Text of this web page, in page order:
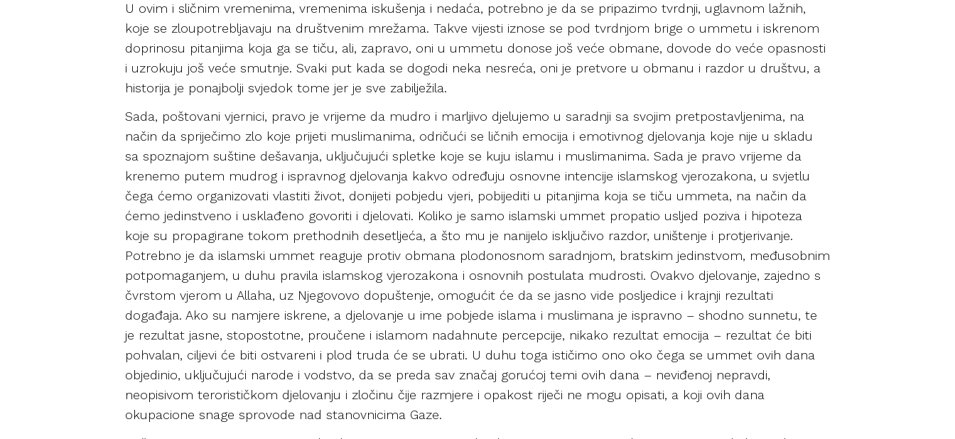
U ovim i sličnim vremenima, vremenima iskušenja i nedaća, potrebno je da se pripazimo tvrdnji, uglavnom lažnih,
koje se zloupotrebljavaju na društvenim mrežama. Takve vijesti iznose se pod tvrdnjom brige o ummetu i iskrenom
doprinosu pitanjima koja ga se tiču, ali, zapravo, oni u ummetu donose još veće obmane, dovode do veće opasnosti
i uzrokuju još veće smutnje. Svaki put kada se dogodi neka nesreća, oni je pretvore u obmanu i razdor u društvu, a
historija je ponajbolji svjedok tome jer je sve zabilježila.
Sada, poštovani vjernici, pravo je vrijeme da mudro i marljivo djelujemo u saradnji sa svojim pretpostavljenima, na
način da spriječimo zlo koje prijeti muslimanima, odričući se ličnih emocija i emotivnog djelovanja koje nije u skladu
sa spoznajom suštine dešavanja, uključujući spletke koje se kuju islamu i muslimanima. Sada je pravo vrijeme da
krenemo putem mudrog i ispravnog djelovanja kakvo određuju osnovne intencije islamskog vjerozakona, u svjetlu
čega ćemo organizovati vlastiti život, donijeti pobjedu vjeri, pobijediti u pitanjima koja se tiču ummeta, na način da
ćemo jedinstveno i usklađeno govoriti i djelovati. Koliko je samo islamski ummet propatio usljed poziva i hipoteza
koje su propagirane tokom prethodnih desetljeća, a što mu je nanijelo isključivo razdor, uništenje i protjerivanje.
Potrebno je da islamski ummet reaguje protiv obmana plodonosnom saradnjom, bratskim jedinstvom, međusobnim
potpomaganjem, u duhu pravila islamskog vjerozakona i osnovnih postulata mudrosti. Ovakvo djelovanje, zajedno s
čvrstom vjerom u Allaha, uz Njegovovo dopuštenje, omogućit će da se jasno vide posljedice i krajnji rezultati
događaja. Ako su namjere iskrene, a djelovanje u ime pobjede islama i muslimana je ispravno – shodno sunnetu, te
je rezultat jasne, stopostotne, proučene i islamom nadahnute percepcije, nikako rezultat emocija – rezultat će biti
pohvalan, ciljevi će biti ostvareni i plod truda će se ubrati. U duhu toga ističimo ono oko čega se ummet ovih dana
objedinio, uključujući narode i vodstvo, da se preda sav značaj gorućoj temi ovih dana – neviđenoj nepravdi,
neopisivom terorističkom djelovanju i zločinu čije razmjere i opakost riječi ne mogu opisati, a koji ovih dana
okupacione snage sprovode nad stanovnicima Gaze.